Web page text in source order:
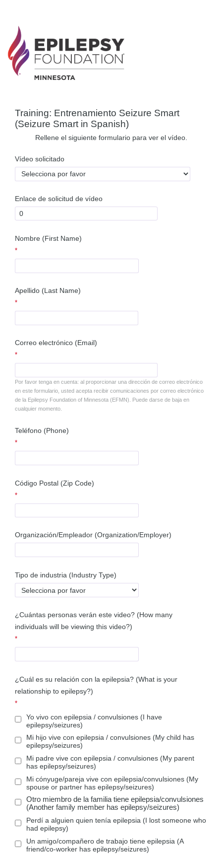
Training: Entrenamiento Seizure Smart
(Seizure Smart in Spanish)
Rellene el siguiente formulario para ver el vídeo.
Vídeo solicitado
Enlace de solicitud de vídeo
Nombre (First Name)
Apellido (Last Name)
Correo electrónico (Email)
Por favor tenga en cuenta: al proporcionar una dirección de correo electrónico
en este formulario, usted acepta recibir comunicaciones por correo electrónico
de la Epilepsy Foundation of Minnesota (EFMN). Puede darse de baja en
cualquier momento.
Teléfono (Phone)
Código Postal (Zip Code)
Organización/Empleador (Organization/Employer)
Tipo de industria (Industry Type)
¿Cuántas personas verán este video? (How many
individuals will be viewing this video?)
¿Cuál es su relación con la epilepsia? (What is your
relationship to epilepsy?)
Yo vivo con epilepsia / convulsiones (I have
epilepsy/seizures)
Mi hijo vive con epilepsia / convulsiones (My child has
epilepsy/seizures)
Mi padre vive con epilepsia / convulsiones (My parent
has epilepsy/seizures)
Mi cónyuge/pareja vive con epilepsia/convulsiones (My
spouse or partner has epilepsy/seizures)
Otro miembro de la familia tiene epilepsia/convulsiones
(Another family member has epilepsy/seizures)
Perdí a alguien quien tenía epilepsia (I lost someone who
had epilepsy)
Un amigo/compañero de trabajo tiene epilepsia (A
friend/co-worker has epilepsy/seizures)